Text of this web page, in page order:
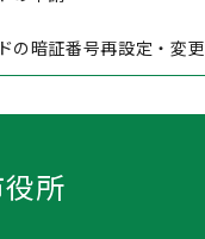
の暗証番号再設定・変更
所